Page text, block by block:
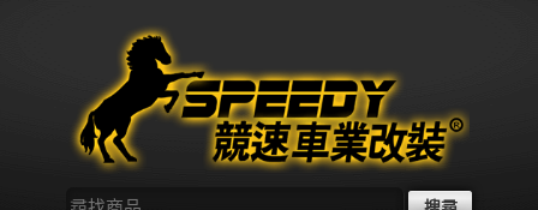
尋